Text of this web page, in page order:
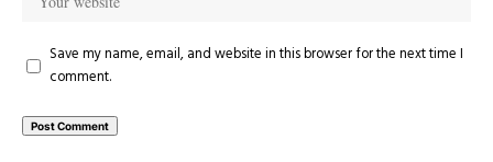
Save my name, email, and website in this browser for the next time I
comment.